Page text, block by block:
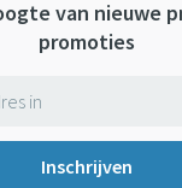
van nieuwe
promoties
Inschrijven